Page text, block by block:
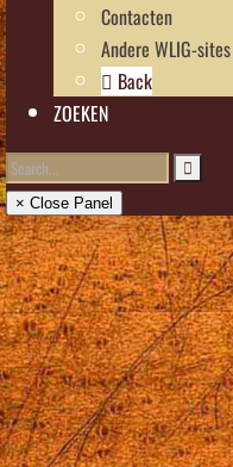
Contacten
Andere WLIG-sites
Back
ZOEKEN
× Close Panel